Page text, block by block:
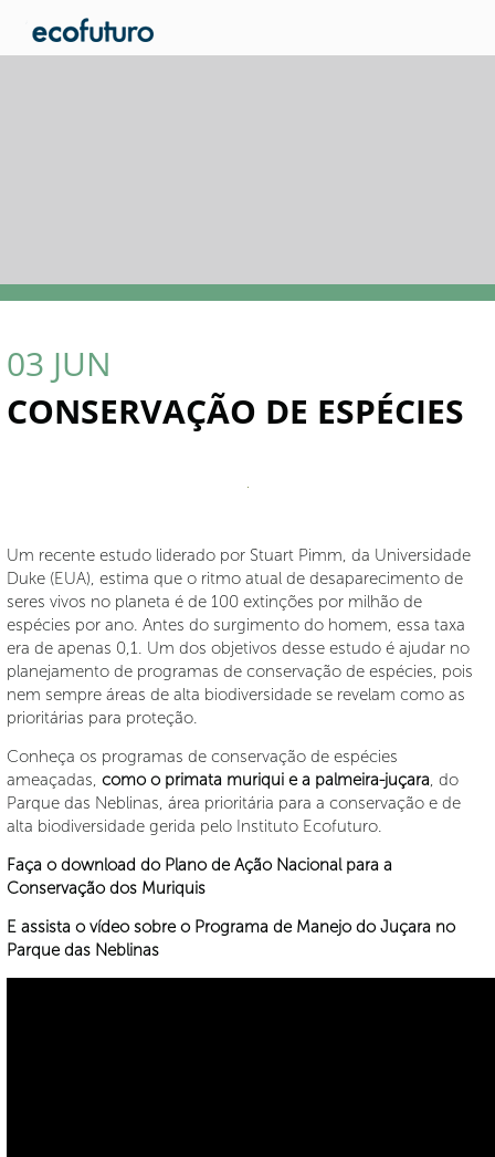
03 JUN
CONSERVAÇÃO DE ESPÉCIES
Um recente estudo liderado por Stuart Pimm, da Universidade
Duke (EUA), estima que o ritmo atual de desaparecimento de
seres vivos no planeta é de 100 extinções por milhão de
espécies por ano. Antes do surgimento do homem, essa taxa
era de apenas 0,1. Um dos objetivos desse estudo é ajudar no
planejamento de programas de conservação de espécies, pois
nem sempre áreas de alta biodiversidade se revelam como as
prioritárias para proteção.
Conheça os programas de conservação de espécies
ameaçadas, como o primata muriqui e a palmeira-juçara, do
Parque das Neblinas, área prioritária para a conservação e de
alta biodiversidade gerida pelo Instituto Ecofuturo.
Faça o download do Plano de Ação Nacional para a
Conservação dos Muriquis
E assista o vídeo sobre o Programa de Manejo do Juçara no
Parque das Neblinas